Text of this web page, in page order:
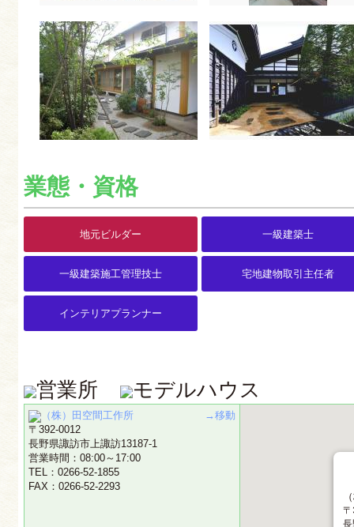
業態・資格
地元ビルダー 一級建築士
一級建築施工管理技士 宅地建物取引主任者
インテリアプランナー
営業所 モデルハウス
→移動
（株）田空間工作所
〒392-0012
長野県諏訪市上諏訪13187-1
営業時間：08:00～17:00
TEL：0266-52-1855
FAX：0266-52-2293